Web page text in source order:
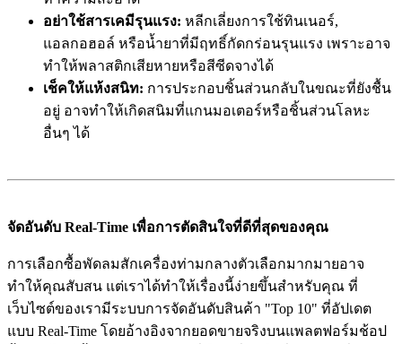
อย่าใช้สารเคมีรุนแรง: หลีกเลี่ยงการใช้ทินเนอร์,
แอลกอฮอล์ หรือน้ำยาที่มีฤทธิ์กัดกร่อนรุนแรง เพราะอาจ
ทำให้พลาสติกเสียหายหรือสีซีดจางได้
เช็คให้แห้งสนิท: การประกอบชิ้นส่วนกลับในขณะที่ยังชื้น
อยู่ อาจทำให้เกิดสนิมที่แกนมอเตอร์หรือชิ้นส่วนโลหะ
อื่นๆ ได้
จัดอันดับ Real-Time เพื่อการตัดสินใจที่ดีที่สุดของคุณ
การเลือกซื้อพัดลมสักเครื่องท่ามกลางตัวเลือกมากมายอาจ
ทำให้คุณสับสน แต่เราได้ทำให้เรื่องนี้ง่ายขึ้นสำหรับคุณ ที่
เว็บไซต์ของเรามีระบบการจัดอันดับสินค้า "Top 10" ที่อัปเดต
แบบ Real-Time โดยอ้างอิงจากยอดขายจริงบนแพลตฟอร์มช้อป